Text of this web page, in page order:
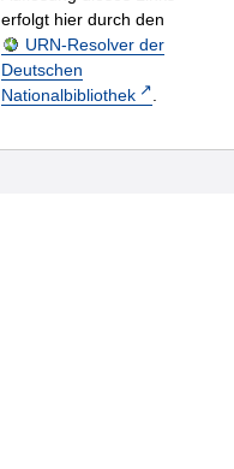
erfolgt hier durch den
URN-Resolver der
Deutschen
Nationalbibliothek
.